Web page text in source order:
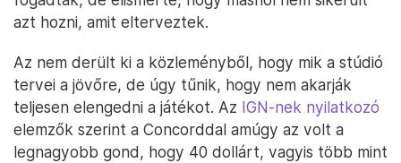
azt hozni, amit elterveztek.
Az nem derült ki a közleményből, hogy mik a stúdió
tervei a jövőre, de úgy tűnik, hogy nem akarják
teljesen elengedni a játékot. Az IGN-nek nyilatkozó
elemzők szerint a Concorddal amúgy az volt a
legnagyobb gond, hogy 40 dollárt, vagyis több mint